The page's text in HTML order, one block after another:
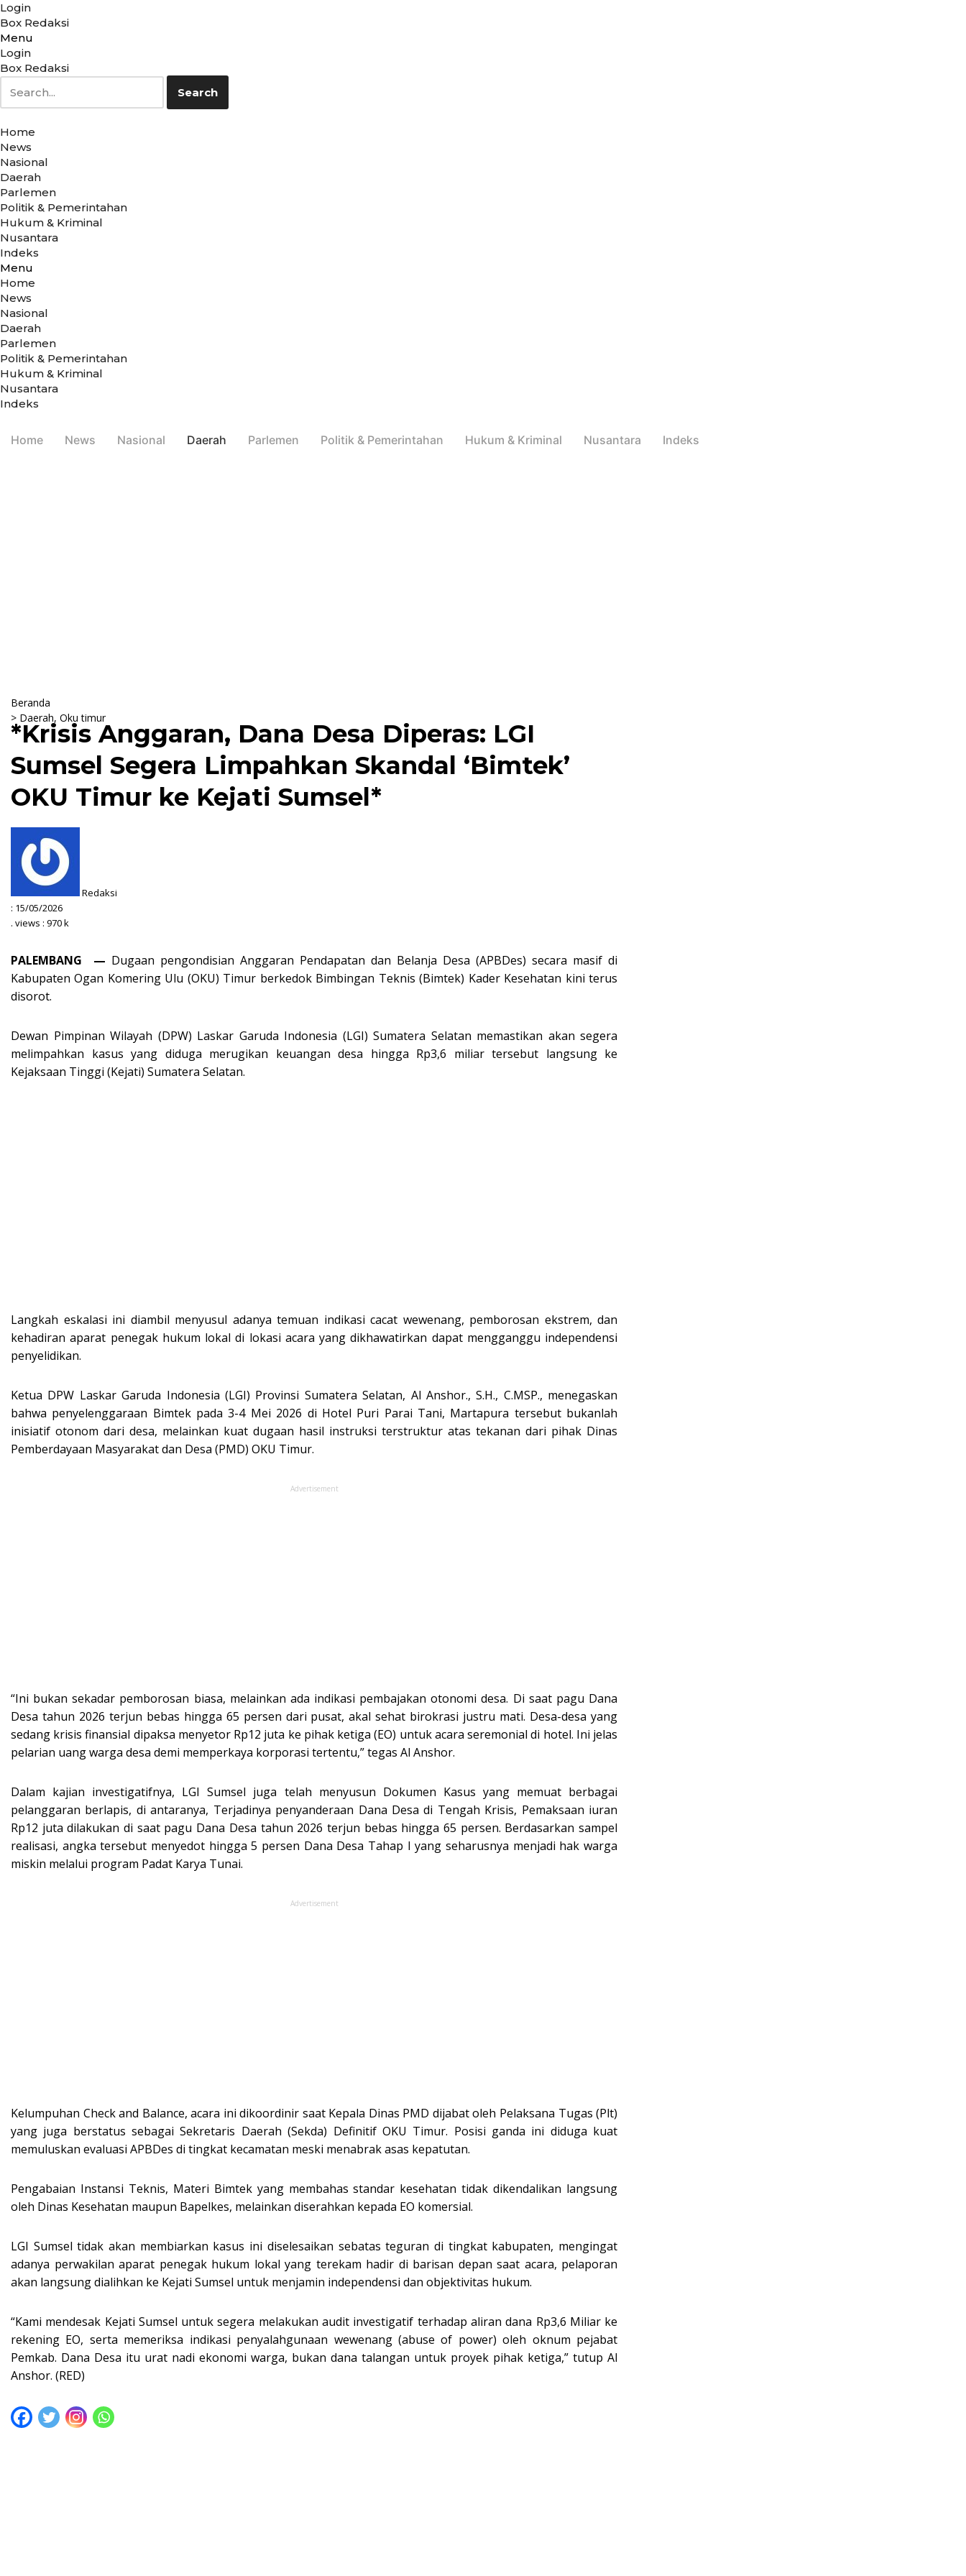
Lompat
ke
konten
Login
Box Redaksi
Menu
Login
Box Redaksi
Search
Home
News
Nasional
Daerah
Parlemen
Politik & Pemerintahan
Hukum & Kriminal
Nusantara
Indeks
Menu
Home
News
Nasional
Daerah
Parlemen
Politik & Pemerintahan
Hukum & Kriminal
Nusantara
Indeks
Home News Nasional Daerah Parlemen Politik & Pemerintahan Hukum & Kriminal Nusantara Indeks
Beranda
> Daerah, Oku timur
*Krisis Anggaran, Dana Desa Diperas: LGI
Sumsel Segera Limpahkan Skandal ‘Bimtek’
OKU Timur ke Kejati Sumsel*
Redaksi
: 15/05/2026
. views : 970 k
PALEMBANG — Dugaan pengondisian Anggaran Pendapatan dan Belanja Desa (APBDes) secara masif di
Kabupaten Ogan Komering Ulu (OKU) Timur berkedok Bimbingan Teknis (Bimtek) Kader Kesehatan kini terus
disorot.
Dewan Pimpinan Wilayah (DPW) Laskar Garuda Indonesia (LGI) Sumatera Selatan memastikan akan segera
melimpahkan kasus yang diduga merugikan keuangan desa hingga Rp3,6 miliar tersebut langsung ke
Kejaksaan Tinggi (Kejati) Sumatera Selatan.
Langkah eskalasi ini diambil menyusul adanya temuan indikasi cacat wewenang, pemborosan ekstrem, dan
kehadiran aparat penegak hukum lokal di lokasi acara yang dikhawatirkan dapat mengganggu independensi
penyelidikan.
Ketua DPW Laskar Garuda Indonesia (LGI) Provinsi Sumatera Selatan, Al Anshor., S.H., C.MSP., menegaskan
bahwa penyelenggaraan Bimtek pada 3-4 Mei 2026 di Hotel Puri Parai Tani, Martapura tersebut bukanlah
inisiatif otonom dari desa, melainkan kuat dugaan hasil instruksi terstruktur atas tekanan dari pihak Dinas
Pemberdayaan Masyarakat dan Desa (PMD) OKU Timur.
Advertisement
“Ini bukan sekadar pemborosan biasa, melainkan ada indikasi pembajakan otonomi desa. Di saat pagu Dana
Desa tahun 2026 terjun bebas hingga 65 persen dari pusat, akal sehat birokrasi justru mati. Desa-desa yang
sedang krisis finansial dipaksa menyetor Rp12 juta ke pihak ketiga (EO) untuk acara seremonial di hotel. Ini jelas
pelarian uang warga desa demi memperkaya korporasi tertentu,” tegas Al Anshor.
Dalam kajian investigatifnya, LGI Sumsel juga telah menyusun Dokumen Kasus yang memuat berbagai
pelanggaran berlapis, di antaranya, Terjadinya penyanderaan Dana Desa di Tengah Krisis, Pemaksaan iuran
Rp12 juta dilakukan di saat pagu Dana Desa tahun 2026 terjun bebas hingga 65 persen. Berdasarkan sampel
realisasi, angka tersebut menyedot hingga 5 persen Dana Desa Tahap I yang seharusnya menjadi hak warga
miskin melalui program Padat Karya Tunai.
Advertisement
Kelumpuhan Check and Balance, acara ini dikoordinir saat Kepala Dinas PMD dijabat oleh Pelaksana Tugas (Plt)
yang juga berstatus sebagai Sekretaris Daerah (Sekda) Definitif OKU Timur. Posisi ganda ini diduga kuat
memuluskan evaluasi APBDes di tingkat kecamatan meski menabrak asas kepatutan.
Pengabaian Instansi Teknis, Materi Bimtek yang membahas standar kesehatan tidak dikendalikan langsung
oleh Dinas Kesehatan maupun Bapelkes, melainkan diserahkan kepada EO komersial.
LGI Sumsel tidak akan membiarkan kasus ini diselesaikan sebatas teguran di tingkat kabupaten, mengingat
adanya perwakilan aparat penegak hukum lokal yang terekam hadir di barisan depan saat acara, pelaporan
akan langsung dialihkan ke Kejati Sumsel untuk menjamin independensi dan objektivitas hukum.
“Kami mendesak Kejati Sumsel untuk segera melakukan audit investigatif terhadap aliran dana Rp3,6 Miliar ke
rekening EO, serta memeriksa indikasi penyalahgunaan wewenang (abuse of power) oleh oknum pejabat
Pemkab. Dana Desa itu urat nadi ekonomi warga, bukan dana talangan untuk proyek pihak ketiga,” tutup Al
Anshor. (RED)